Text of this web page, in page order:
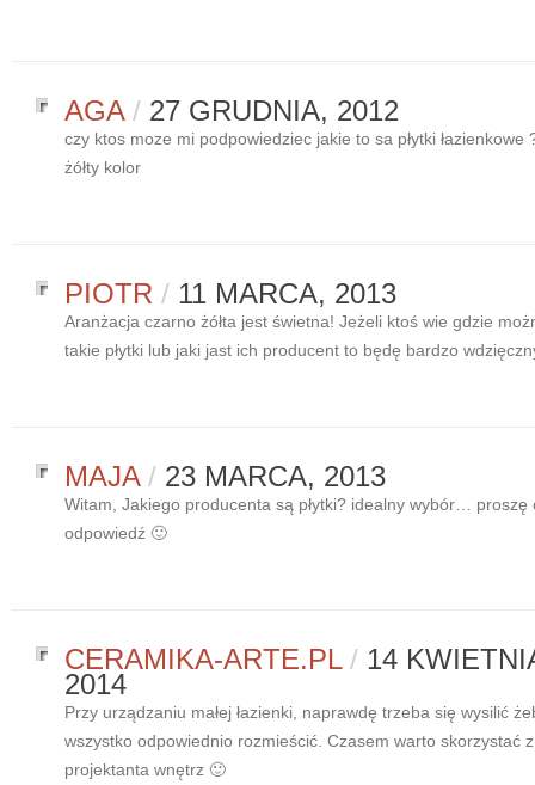
AGA/ 27 GRUDNIA, 2012
czy ktos moze mi podpowiedziec jakie to sa płytki łazienkowe
żółty kolor
PIOTR / 11 MARCA, 2013
Aranżacja czarno żółta jest świetna! Jeżeli ktoś wie gdzie
takie płytki lub jaki jast ich producent to będę bardzo
MAJA/ 23 MARCA, 2013
Witam, Jakiego producenta są płytki? idealny wybór… proszę
odpowiedź 🙂
CERAMIKA-ARTE.PL/ 14
2014
Przy urządzaniu małej łazienki, naprawdę trzeba się wysilić
wszystko odpowiednio rozmieścić. Czasem warto skorzystać z
projektanta wnętrz 🙂